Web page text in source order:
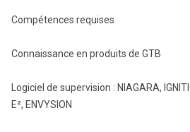
Compétences requises
Connaissance en produits de GTB
Logiciel de supervision : NIAGARA,
E², ENVYSION